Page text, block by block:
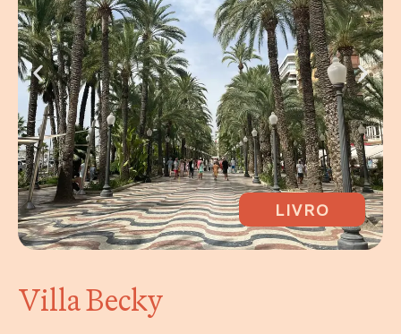
LIVRO
Villa Becky